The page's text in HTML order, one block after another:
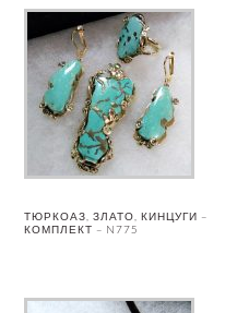
ТЮРКОАЗ, ЗЛАТО, КИНЦУГИ –
КОМПЛЕКТ – N775